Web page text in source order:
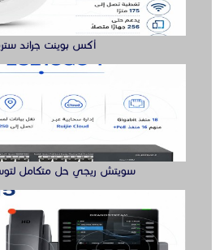
جراند ستريم هواتف
الدول